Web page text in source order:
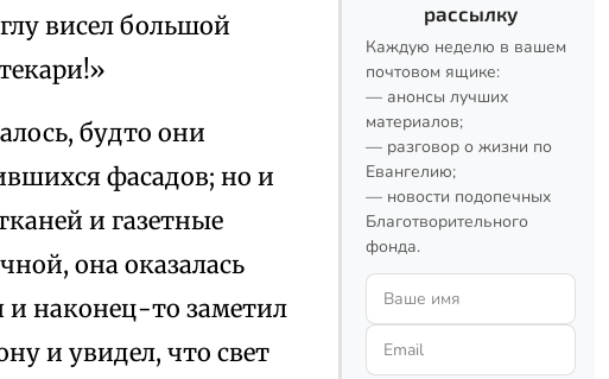
висел большой
будто они
фасадов; но и
и газетные
она оказалась
и наконец-то заметил
и увидел, что свет
рассылку
Каждую неделю в вашем
почтовом ящике:
— анонсы лучших
материалов;
— разговор о жизни по
Евангелию;
— новости подопечных
Благотворительного
фонда.